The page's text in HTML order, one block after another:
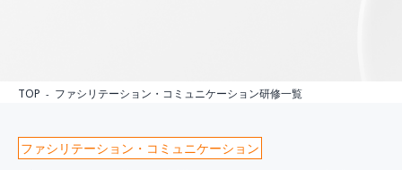
TOP ファシリテーション・コミュニケーション研修一覧
ファシリテーション・コミュニケーション